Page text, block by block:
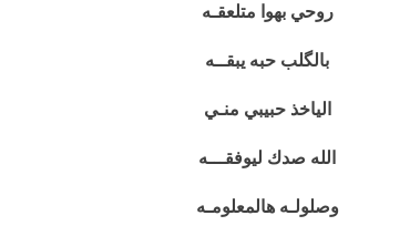
روحي بهوا متلعقـه
بالگلب حبه يبقــه
الياخذ حبيبي منـي
الله صدك ليوفقـــه
وصلولـه هالمعلومـه